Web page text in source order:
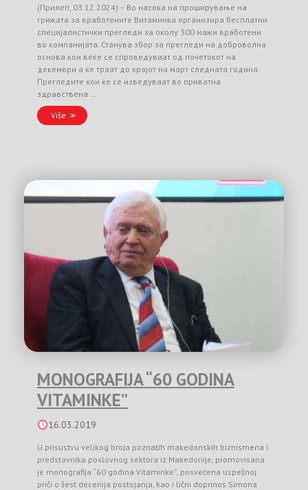
(Прилеп, 03.12.2024) – Во насока на проширување на
грижата за вработените Витаминка организира бесплатни
специјалистички прегледи за околу 300 мажи вработени
во компанијата. Станува збор за прегледи на доброволна
основа кои веќе се спроведуваат од почетокот на
декември а ќе траат до крајот на март следната година.
Прегледите кои ќе се изведуваат во приватна
здравствена …
Više
MONOGRAFIJA “60 GODINA
VITAMINKE”
16.03.2019
U prisustvu velikog broja poznatih makedonskih biznismena i
predstavnika poslovnog sektora iz Makedonije, promovisana
je monografija “60 godina Vitaminke”, posvećena uspešnoj
priči o šest decenija postojanja, kao i lični doprinos Simona